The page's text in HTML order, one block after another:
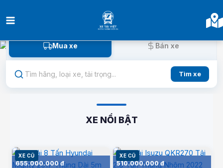
tới
dung
Mua xe Bán xe
Tìm xe
Tất cả Hyundai Isuzu Hino
XE NỔI BẬT
XE CŨ
655.000.000 đ
XE CŨ
510.000.000 đ